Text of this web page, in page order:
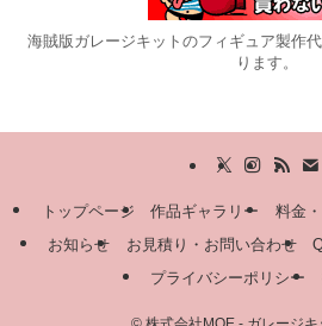
海賊版ガレージキットのフィギュア製作
ります。
トップページ 作品ギャラリー 料金
お知らせ
お見積り・お問い合わせ
プライバシーポリシー